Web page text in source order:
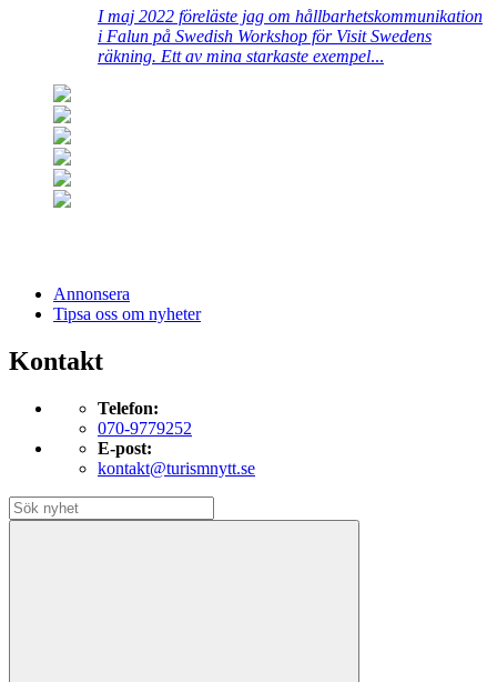
I maj 2022 föreläste jag om hållbarhetskommunikation
i Falun på Swedish Workshop för Visit Swedens
räkning. Ett av mina starkaste exempel...
Annonsera
Tipsa oss om nyheter
Kontakt
Telefon:
070-9779252
E-post:
kontakt@turismnytt.se